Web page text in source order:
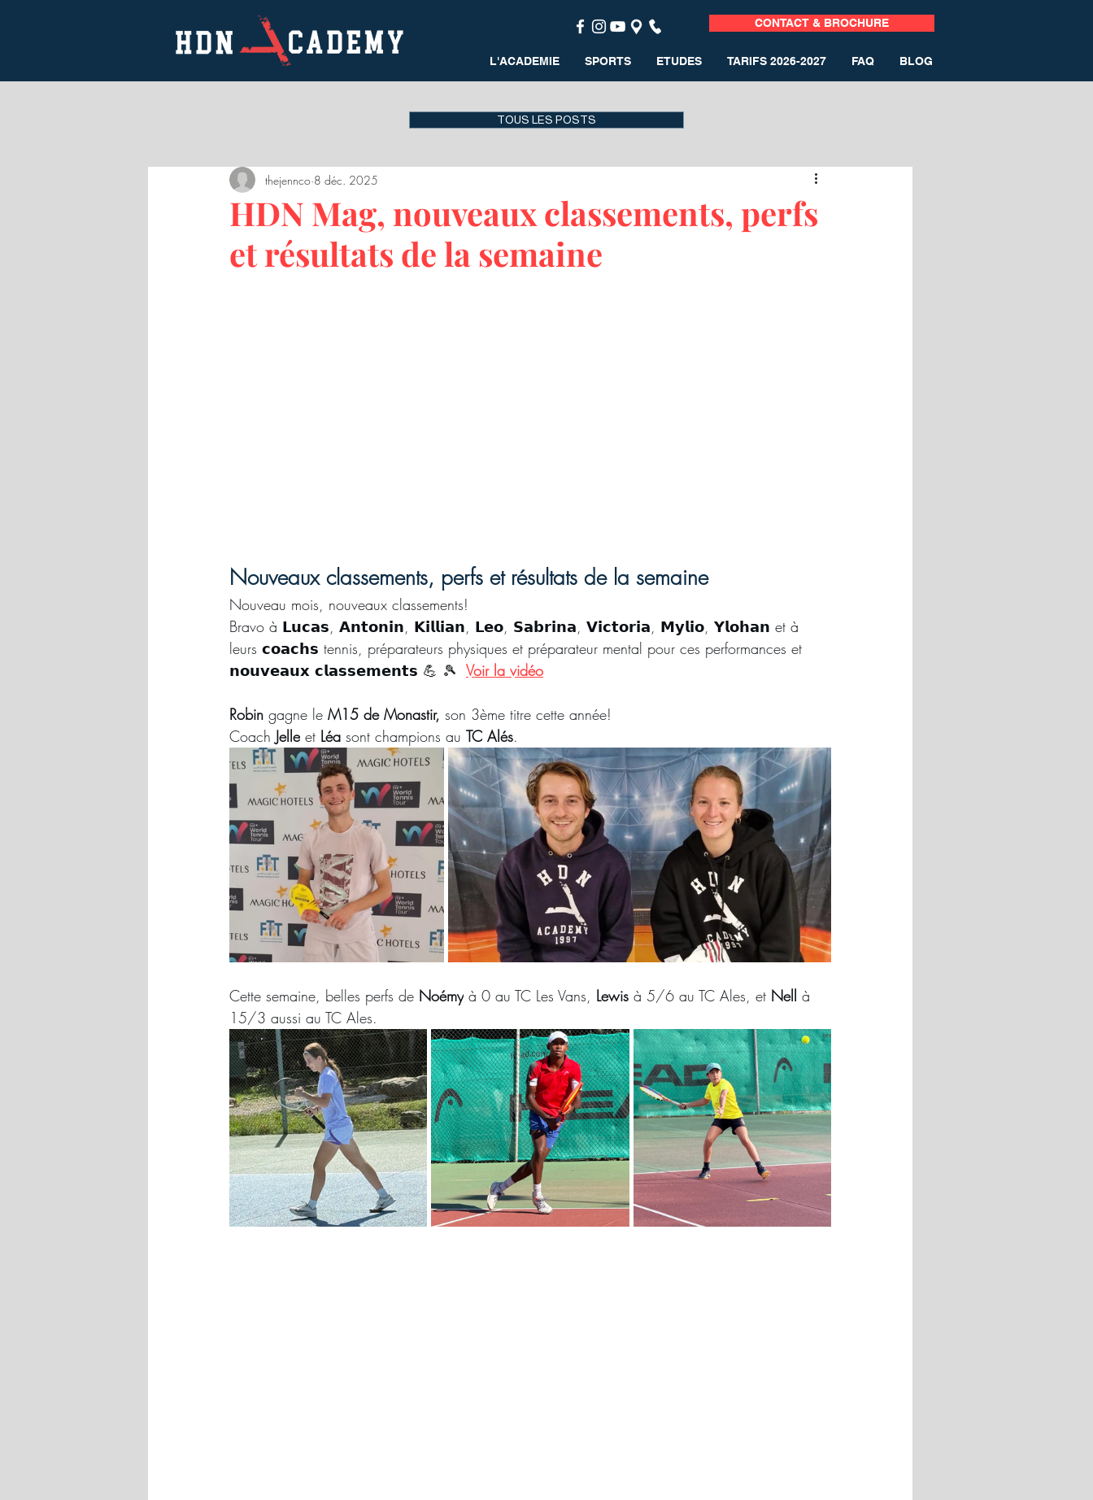
CONTACT & BROCHURE
L'ACADEMIE SPORTS ETUDES TARIFS 2026-2027 FAQ BLOG
TOUS LES POSTS
HDN Mag, nouveaux classements, perfs
et résultats de la semaine
thejennco 8 déc. 2025
Nouveaux classements, perfs et résultats de la semaine
Nouveau mois, nouveaux classements! ⁣
Bravo à 𝗟𝘂𝗰𝗮𝘀, 𝗔𝗻𝘁𝗼𝗻𝗶𝗻, 𝗞𝗶𝗹𝗹𝗶𝗮𝗻, 𝗟𝗲𝗼, 𝗦𝗮𝗯𝗿𝗶𝗻𝗮, 𝗩𝗶𝗰𝘁𝗼𝗿𝗶𝗮, 𝗠𝘆𝗹𝗶𝗼, 𝗬𝗹𝗼𝗵𝗮𝗻 et à
leurs 𝗰𝗼𝗮𝗰𝗵𝘀 tennis, préparateurs physiques et préparateur mental pour ces performances et
𝗻𝗼𝘂𝘃𝗲𝗮𝘂𝘅 𝗰𝗹𝗮𝘀𝘀𝗲𝗺𝗲𝗻𝘁𝘀 💪 🎾 Voir la vidéo
Robin gagne le M15 de Monastir, son 3ème titre cette année!
Coach Jelle et Léa sont champions au TC Alés.
Cette semaine, belles perfs de Noémy à 0 au TC Les Vans, Lewis à 5/6 au TC Ales, et Nell à
15/3 aussi au TC Ales.